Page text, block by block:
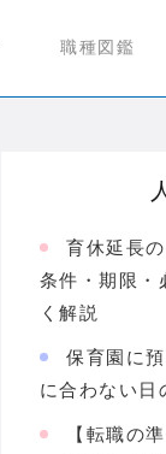
職種図鑑
育休延長
条件・期限・
く解説
保育園に
に合わない日
【転職の